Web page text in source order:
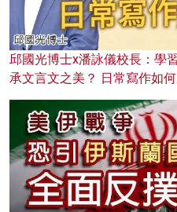
邱國光博士x潘詠儀校長：學
承文言文之美？ 日常寫作如何